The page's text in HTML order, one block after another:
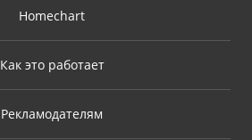
Homechart
Как это работает
Рекламодателям